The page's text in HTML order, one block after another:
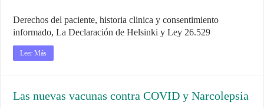
Derechos del paciente, historia clinica y consentimiento
informado, La Declaración de Helsinki y Ley 26.529
Leer Más
Las nuevas vacunas contra COVID y Narcolepsia